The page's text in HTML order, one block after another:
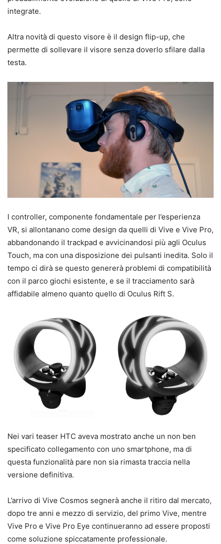
integrate.
Altra novità di questo visore è il design flip-up, che
permette di sollevare il visore senza doverlo sfilare dalla
testa.
I controller, componente fondamentale per l’esperienza
VR, si allontanano come design da quelli di Vive e Vive Pro,
abbandonando il trackpad e avvicinandosi più agli Oculus
Touch, ma con una disposizione dei pulsanti inedita. Solo il
tempo ci dirà se questo genererà problemi di compatibilità
con il parco giochi esistente, e se il tracciamento sarà
affidabile almeno quanto quello di Oculus Rift S.
Nei vari teaser HTC aveva mostrato anche un non ben
specificato collegamento con uno smartphone, ma di
questa funzionalità pare non sia rimasta traccia nella
versione definitiva.
L’arrivo di Vive Cosmos segnerà anche il ritiro dal mercato,
dopo tre anni e mezzo di servizio, del primo Vive, mentre
Vive Pro e Vive Pro Eye continueranno ad essere proposti
come soluzione spiccatamente professionale.